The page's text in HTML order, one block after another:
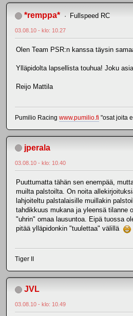
*remppa* Fullspeed RC
03.08.10 - klo: 10.27
Olen Team PSR:n kanssa täysin
Ylläpidolta lapsellista touhua! Joku
Reijo Mattila
Pumilio Racing www.pumilio.fi "osat joita
jperala
03.08.10 - klo: 10.40
Puuttumatta tähän sen enempää,
muilta palstoilta. On noita
lahjoiteltu palstalaisille muillakin
tahdikkuus mukana ja yleensä tilanne
"uhrin" omaa lausuntoa. Eipä tuossa
pitää ylläpidonkin "tuulettaa" välillä
Tiger II
JVL
03.08.10 - klo: 10.49